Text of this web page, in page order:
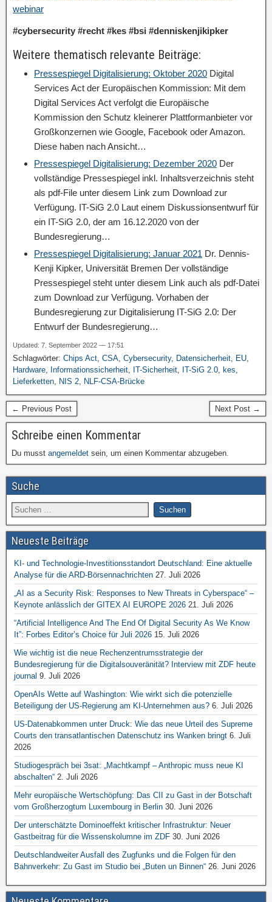
webinar
#cybersecurity #recht #kes #bsi #denniskenjikipker
Weitere thematisch relevante Beiträge:
Pressespiegel Digitalisierung: Oktober 2020 Digital
Services Act der Europäischen Kommission: Mit dem
Digital Services Act verfolgt die Europäische
Kommission den Schutz kleinerer Plattformanbieter vor
Großkonzernen wie Google, Facebook oder Amazon.
Diese haben nach Ansicht…
Pressespiegel Digitalisierung: Dezember 2020 Der
vollständige Pressespiegel inkl. Inhaltsverzeichnis steht
als pdf-File unter diesem Link zum Download zur
Verfügung. IT-SiG 2.0 Laut einem Diskussionsentwurf für
ein IT-SiG 2.0, der am 16.12.2020 von der
Bundesregierung…
Pressespiegel Digitalisierung: Januar 2021 Dr. Dennis-
Kenji Kipker, Universität Bremen Der vollständige
Pressespiegel steht unter diesem Link auch als pdf-Datei
zum Download zur Verfügung. Vorhaben der
Bundesregierung zur Digitalisierung IT-SiG 2.0: Der
Entwurf der Bundesregierung…
Updated: 7. September 2022 — 17:51
Schlagwörter: Chips Act, CSA, Cybersecurity, Datensicherheit, EU,
Hardware, Informationssicherheit, IT-Sicherheit, IT-SiG 2.0, kes,
Lieferketten, NIS 2, NLF-CSA-Brücke
← Previous Post Next Post →
Schreibe einen Kommentar
Du musst angemeldet sein, um einen Kommentar abzugeben.
Suche
Neueste Beiträge
KI- und Technologie-Investitionsstandort Deutschland: Eine aktuelle
Analyse für die ARD-Börsennachrichten 27. Juli 2026
„AI as a Security Risk: Responses to New Threats in Cyberspace“ –
Keynote anlässlich der GITEX AI EUROPE 2026 21. Juli 2026
“Artificial Intelligence And The End Of Digital Security As We Know
It”: Forbes Editor’s Choice für Juli 2026 15. Juli 2026
Wie wichtig ist die neue Rechenzentrumsstrategie der
Bundesregierung für die Digitalsouveränität? Interview mit ZDF heute
journal 9. Juli 2026
OpenAIs Wette auf Washington: Wie wirkt sich die potenzielle
Beteiligung der US-Regierung am KI-Unternehmen aus? 6. Juli 2026
US-Datenabkommen unter Druck: Wie das neue Urteil des Supreme
Courts den transatlantischen Datenschutz ins Wanken bringt 6. Juli
2026
Studiogespräch bei 3sat: „Machtkampf – Anthropic muss neue KI
abschalten“ 2. Juli 2026
Mehr europäische Wertschöpfung: Das CII zu Gast in der Botschaft
vom Großherzogtum Luxembourg in Berlin 30. Juni 2026
Der unterschätzte Dominoeffekt kritischer Infrastruktur: Neuer
Gastbeitrag für die Wissenskolumne im ZDF 30. Juni 2026
Deutschlandweiter Ausfall des Zugfunks und die Folgen für den
Bahnverkehr: Zu Gast im Studio bei „Buten un Binnen“ 26. Juni 2026